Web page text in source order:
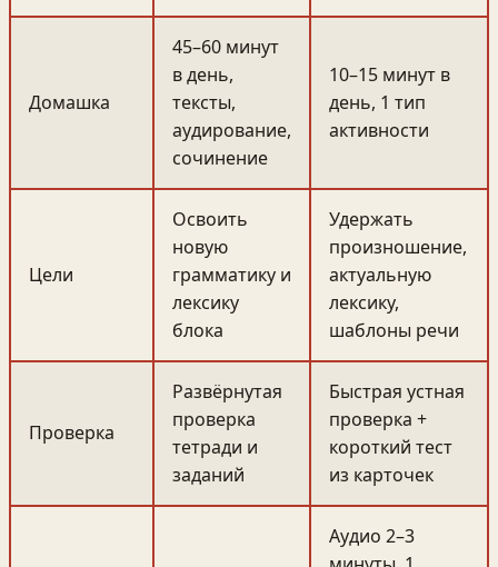
Домашка
45–60 минут
в день,
тексты,
аудирование,
сочинение
10–15 минут в
день, 1 тип
активности
Цели
Освоить
новую
грамматику и
лексику
блока
Удержать
произношение,
актуальную
лексику,
шаблоны речи
Проверка
Развёрнутая
проверка
тетради и
заданий
Быстрая устная
проверка +
короткий тест
из карточек
Аудио 2–3